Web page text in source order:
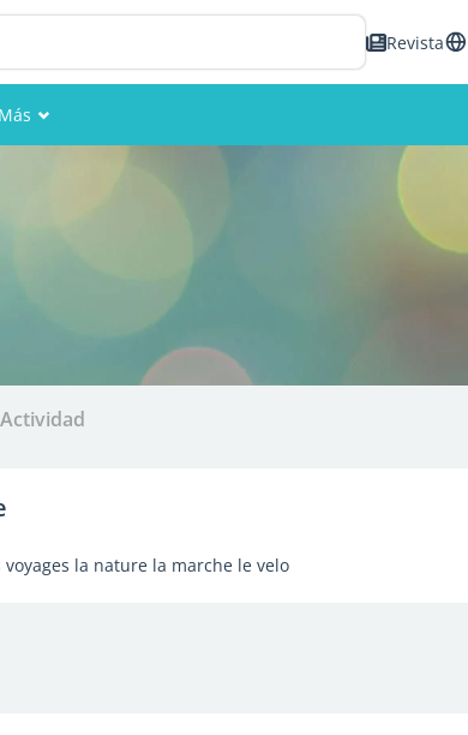
Revista
Más
Actividad
voyages la nature la marche le velo